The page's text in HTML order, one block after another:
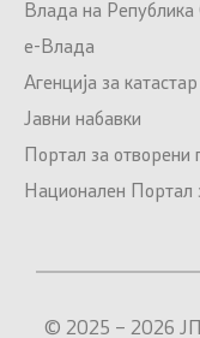
Влада на
е-Влада
Агенција за
Јавни набавки
Портал за отворени
Национален Портал
© 2025 – 2026 ЈП